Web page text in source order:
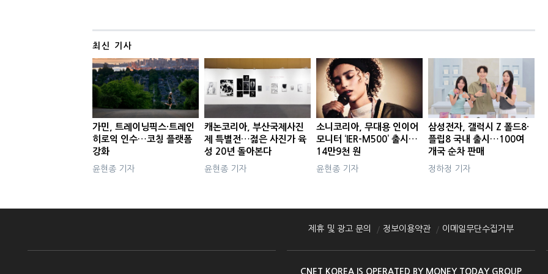
최신 기사
가민, 트레이닝픽스·트레인
히로익 인수…코칭 플랫폼
강화
윤현종 기자
캐논코리아, 부산국제사진
제 특별전…젊은 사진가 육
성 20년 돌아본다
윤현종 기자
소니코리아, 무대용 인이어
모니터 ‘IER-M500’ 출시…
14만9천 원
윤현종 기자
삼성전자, 갤럭시 Z 폴드8·
플립8 국내 출시…100여
개국 순차 판매
정하정 기자
제휴 및 광고 문의 정보이용약관 이메일무단수집거부
CNET KOREA IS OPERATED BY MONEY TODAY GROUP